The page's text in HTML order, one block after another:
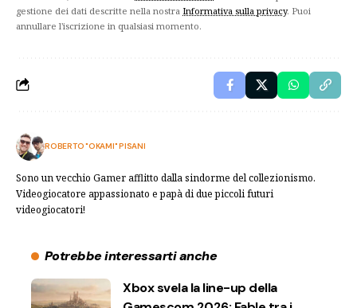
gestione dei dati descritte nella nostra Informativa sulla privacy. Puoi
annullare l'iscrizione in qualsiasi momento.
ROBERTO "OKAMI" PISANI
Sono un vecchio Gamer afflitto dalla sindorme del collezionismo.
Videogiocatore appassionato e papà di due piccoli futuri
videogiocatori!
Potrebbe interessarti anche
Xbox svela la line-up della